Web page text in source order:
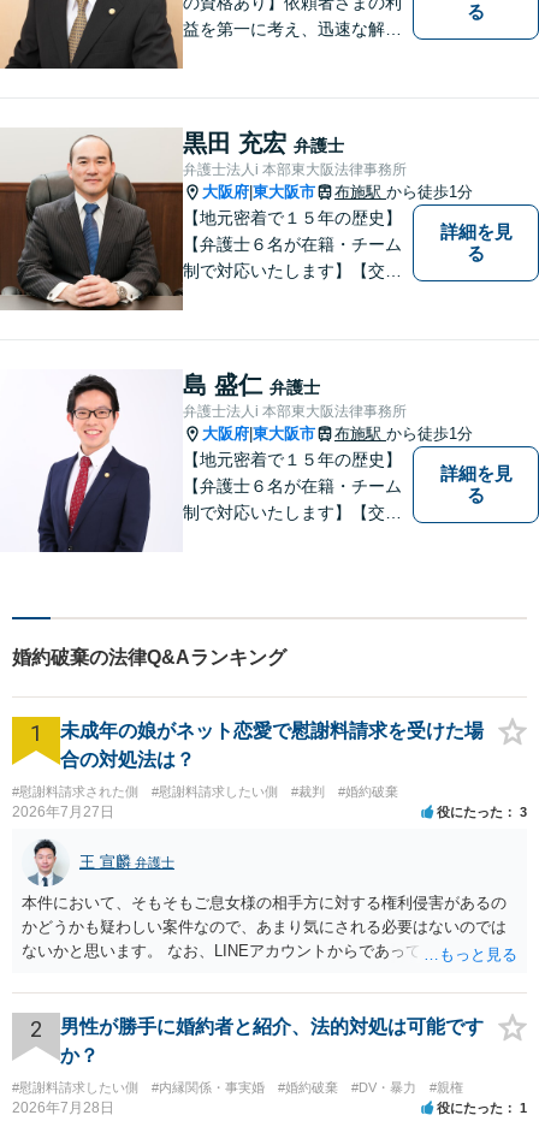
益を第一に考え、迅速な解決
ムーズな明け渡し請求で依頼
者さまの被害を最小限に抑え
る」
る
黒田 充宏 弁護士
弁護士法人i 本部東大阪法律事務所
大阪府 東大阪市 布施駅 から徒歩1分
【地元密着で１５年の歴史】
【弁護士６名が在籍・チーム
制で対応いたします】【交通
駅前店５階】 お悩みは【弁護
士法人ｉ 東大阪法律事務
所 】におまかせください！
詳細を見
る
島 盛仁 弁護士
弁護士法人i 本部東大阪法律事務所
大阪府 東大阪市 布施駅 から徒歩1分
【地元密着で１５年の歴史】
【弁護士６名が在籍・チーム
制で対応いたします】【交通
駅前店５階】お悩みは【弁護
士法人ｉ 東大阪法律事務所】
におまかせください！
詳細を見
る
婚約破棄の法律Q&Aランキング
1
未成年の娘がネット恋愛で慰謝料請求を受けた場
合の対処法は？
#慰謝料請求された側 #慰謝料請求したい側 #裁判 #婚約破棄
2026年7月27日 役にたった 3
王 宣麟 弁護士
本件において、そもそもご息女様の相手方に対する権利侵害があるの
かどうかも疑わしい案件なので、あまり気にされる必要はないのでは
ないかと思います。 なお、LINEアカウントからであっても、そこに紐
るパターンはありえるものの、本件のような精神的損害が発生したと
明確にいえないような案件において開示がなされる可能性も低いので
はないかと推察します。
2
男性が勝手に婚約者と紹介、法的対処は可能です
か？
#慰謝料請求したい側 #内縁関係・事実婚 #婚約破棄 #DV・暴力 #親権
2026年7月28日 役にたった 1